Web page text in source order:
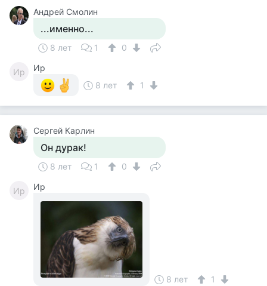
Андрей Смолин
...именно...
8 лет 1 0
Ир
Ир
8 лет
1
Сергей Карлин
Он дурак!
8 лет 1 0
Ир Ир
8 лет 1